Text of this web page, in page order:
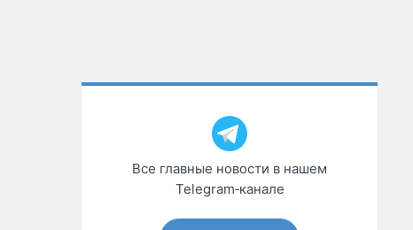
Все главные новости в нашем
Telegram‑канале